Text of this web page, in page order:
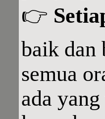
👉
baik dan
semua
ada